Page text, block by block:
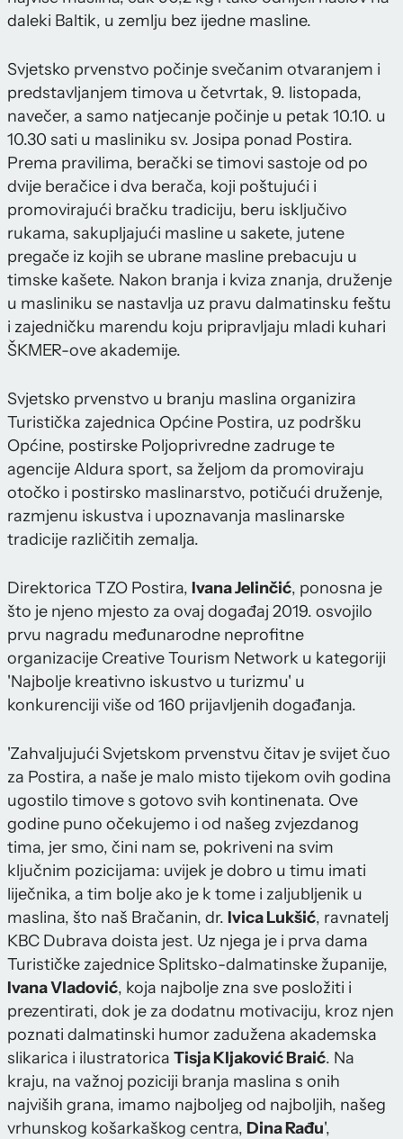
daleki Baltik, u zemlju bez ijedne masline.
Svjetsko prvenstvo počinje svečanim otvaranjem i
predstavljanjem timova u četvrtak, 9. listopada,
navečer, a samo natjecanje počinje u petak 10.10. u
10.30 sati u masliniku sv. Josipa ponad Postira.
Prema pravilima, berački se timovi sastoje od po
dvije beračice i dva berača, koji poštujući i
promovirajući bračku tradiciju, beru isključivo
rukama, sakupljajući masline u sakete, jutene
pregače iz kojih se ubrane masline prebacuju u
timske kašete. Nakon branja i kviza znanja, druženje
u masliniku se nastavlja uz pravu dalmatinsku feštu
i zajedničku marendu koju pripravljaju mladi kuhari
ŠKMER-ove akademije.
Svjetsko prvenstvo u branju maslina organizira
Turistička zajednica Općine Postira, uz podršku
Općine, postirske Poljoprivredne zadruge te
agencije Aldura sport, sa željom da promoviraju
otočko i postirsko maslinarstvo, potičući druženje,
razmjenu iskustva i upoznavanja maslinarske
tradicije različitih zemalja.
Direktorica TZO Postira, Ivana Jelinčić, ponosna je
što je njeno mjesto za ovaj događaj 2019. osvojilo
prvu nagradu međunarodne neprofitne
organizacije Creative Tourism Network u kategoriji
'Najbolje kreativno iskustvo u turizmu' u
konkurenciji više od 160 prijavljenih događanja.
'Zahvaljujući Svjetskom prvenstvu čitav je svijet čuo
za Postira, a naše je malo misto tijekom ovih godina
ugostilo timove s gotovo svih kontinenata. Ove
godine puno očekujemo i od našeg zvjezdanog
tima, jer smo, čini nam se, pokriveni na svim
ključnim pozicijama: uvijek je dobro u timu imati
liječnika, a tim bolje ako je k tome i zaljubljenik u
maslina, što naš Bračanin, dr. Ivica Lukšić, ravnatelj
KBC Dubrava doista jest. Uz njega je i prva dama
Turističke zajednice Splitsko-dalmatinske županije,
Ivana Vladović, koja najbolje zna sve posložiti i
prezentirati, dok je za dodatnu motivaciju, kroz njen
poznati dalmatinski humor zadužena akademska
slikarica i ilustratorica Tisja Kljaković Braić. Na
kraju, na važnoj poziciji branja maslina s onih
najviših grana, imamo najboljeg od najboljih, našeg
vrhunskog košarkaškog centra, Dina Rađu',